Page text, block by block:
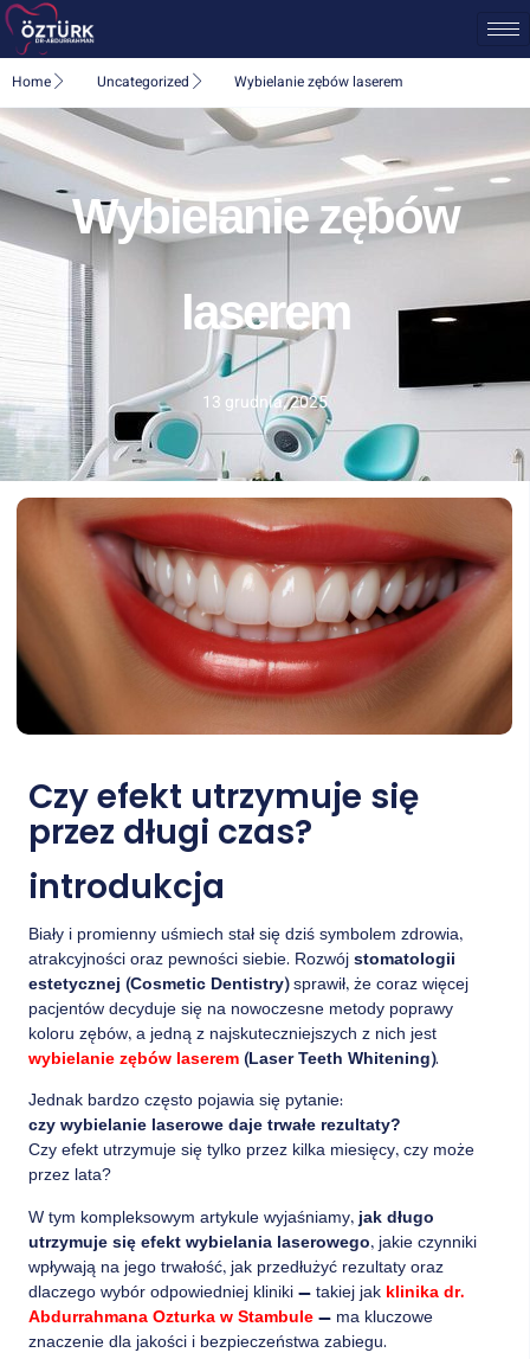
Home Uncategorized Wybielanie zębów laserem
Wybielanie zębów
laserem
13 grudnia, 2025
Czy efekt utrzymuje się
przez długi czas?
introdukcja
Biały i promienny uśmiech stał się dziś symbolem zdrowia,
atrakcyjności oraz pewności siebie. Rozwójstomatologii
estetycznej (Cosmetic Dentistry)sprawił, że coraz więcej
pacjentów decyduje się na nowoczesne metody poprawy
koloru zębów, a jedną z najskuteczniejszych z nich jest
wybielanie zębów laserem (Laser Teeth Whitening).
Jednak bardzo często pojawia się pytanie:
czy wybielanie laserowe daje trwałe rezultaty?
Czy efekt utrzymuje się tylko przez kilka miesięcy, czy może
przez lata?
W tym kompleksowym artykule wyjaśniamy,jak długo
utrzymuje się efekt wybielania laserowego, jakie czynniki
wpływają na jego trwałość, jak przedłużyć rezultaty oraz
dlaczego wybór odpowiedniej kliniki — takiej jak klinika dr.
Abdurrahmana Ozturka w Stambule— ma kluczowe
znaczenie dla jakości i bezpieczeństwa zabiegu.